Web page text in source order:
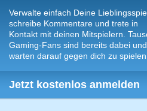
Verwalte einfach Deine
schreibe Kommentare und trete in
Kontakt mit deinen Mitspielern.
Gaming-Fans sind bereits dabei und
warten darauf gegen dich zu spielen.
Jetzt kostenlos anmelden